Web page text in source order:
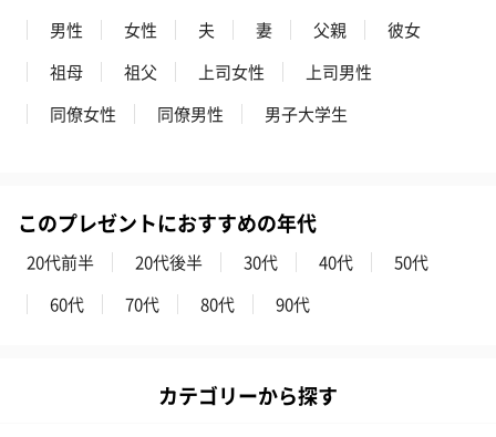
男性
女性 夫 妻 父親
彼女
祖母
祖父 上司女性
上司男性
同僚女性
同僚男性 男子大学生
このプレゼントにおすすめの年代
20代前半 20代後半 30代 40代
50代
60代
70代 80代 90代
カテゴリーから探す